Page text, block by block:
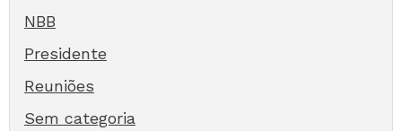
NBB
Presidente
Reuniões
Sem categoria